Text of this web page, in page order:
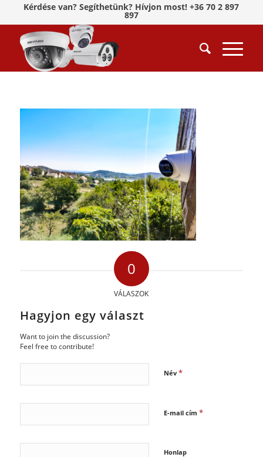
Kérdése van? Segíthetünk? Hívjon most! +36 70 2 897
897
0
VÁLASZOK
Hagyjon egy választ
Want to join the discussion?
Feel free to contribute!
Név *
E-mail cím *
Honlap